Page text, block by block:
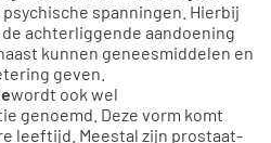
spanningen. Hierbij
achterliggende aandoening
kunnen geneesmiddelen en
geven.
wordt ook wel
genoemd. Deze vorm komt
leeftijd. Meestal zijn prostaat-